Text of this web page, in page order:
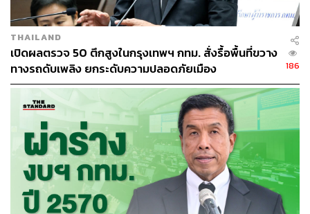
THAILAND
เปิดผลตรวจ 50 ตึกสูงในกรุงเทพฯ กทม. สั่งรื้อพื้นที่ขวาง
ทางรถดับเพลิง ยกระดับความปลอดภัยเมือง
186